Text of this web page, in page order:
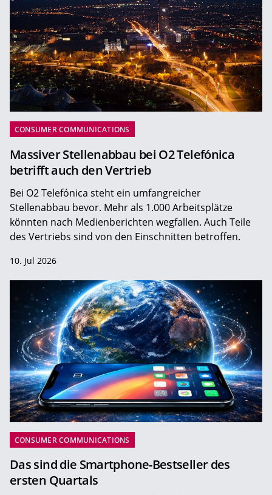
CONSUMER COMMUNICATIONS
Massiver Stellenabbau bei O2 Telefónica
betrifft auch den Vertrieb
Bei O2 Telefónica steht ein umfangreicher
Stellenabbau bevor. Mehr als 1.000 Arbeitsplätze
könnten nach Medienberichten wegfallen. Auch Teile
des Vertriebs sind von den Einschnitten betroffen.
10. Jul 2026
CONSUMER COMMUNICATIONS
Das sind die Smartphone-Bestseller des
ersten Quartals